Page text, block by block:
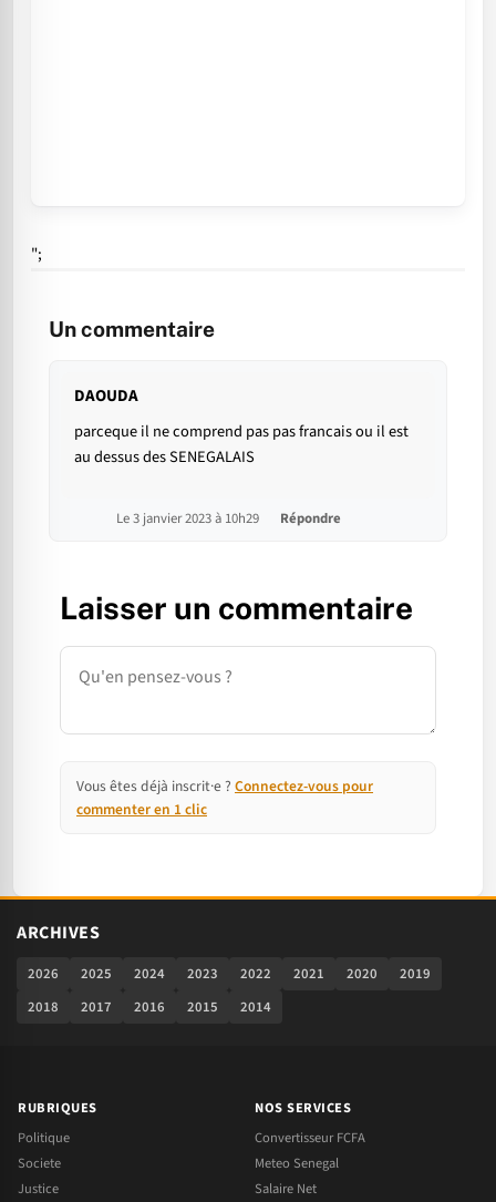
";
Un commentaire
DAOUDA
parceque il ne comprend pas pas francais ou il est
au dessus des SENEGALAIS
Le 3 janvier 2023 à 10h29 Répondre
Laisser un commentaire
Commentaire
Vous êtes déjà inscrit·e ? Connectez-vous pour
commenter en 1 clic
ARCHIVES
2026 2025 2024 2023 2022 2021 2020
2019
2018
2017 2016 2015 2014
RUBRIQUES
Politique
Societe
Justice
NOS SERVICES
Convertisseur FCFA
Meteo Senegal
Salaire Net